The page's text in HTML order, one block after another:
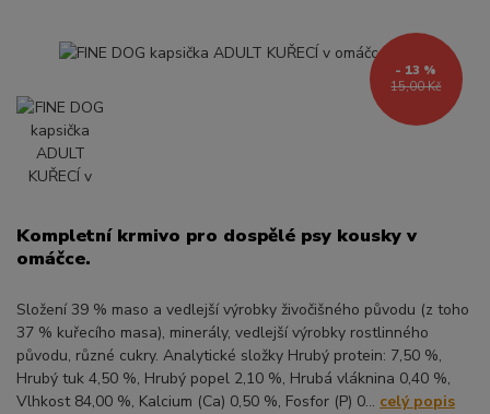
15,00 Kč
- 13 %
Kompletní krmivo pro dospělé psy kousky v
omáčce.
Složení 39 % maso a vedlejší výrobky živočišného původu (z toho
37 % kuřecího masa), minerály, vedlejší výrobky rostlinného
původu, různé cukry. Analytické složky Hrubý protein: 7,50 %,
Hrubý tuk 4,50 %, Hrubý popel 2,10 %, Hrubá vláknina 0,40 %,
Vlhkost 84,00 %, Kalcium (Ca) 0,50 %, Fosfor (P) 0... celý popis